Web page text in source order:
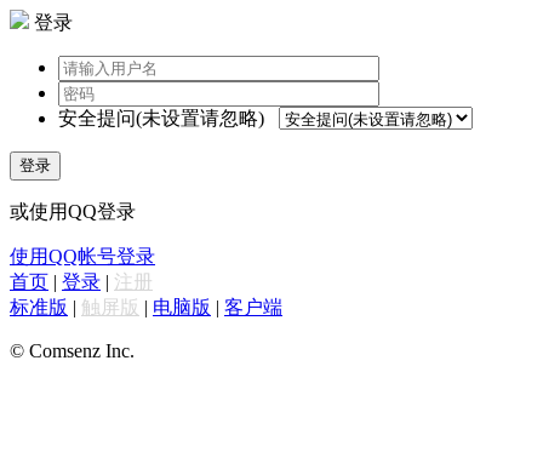
登录
安全提问(未设置请忽略)
登录
或使用QQ登录
使用QQ帐号登录
首页 | 登录 | 注册
标准版 | 触屏版 | 电脑版 | 客户端
© Comsenz Inc.